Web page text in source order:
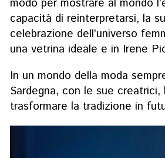
modo per mostrare al mondo
capacità di reinterpretarsi, la
celebrazione dell’universo
una vetrina ideale e in Irene
In un mondo della moda
Sardegna, con le sue
trasformare la tradizione in